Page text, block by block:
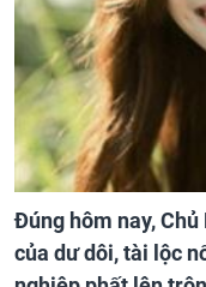
Đúng hôm nay,
của dư dôi, tài lộc